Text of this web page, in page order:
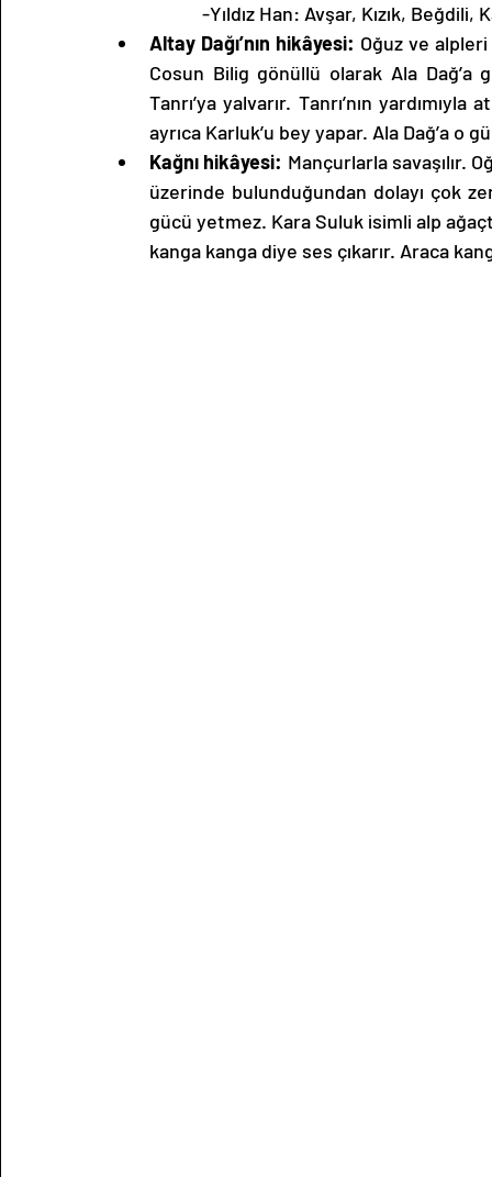
-Yıldız Han: Avşar, Kızık,
Altay Dağı’nın hikâyesi: Oğuz ve alpleri
Cosun Bilig gönüllü olarak Ala Dağ’a
Tanrı’ya yalvarır. Tanrı’nın
ayrıca Karluk’u bey yapar. Ala Dağ’a o
Kağnı hikâyesi: Mançurlarla savaşılır.
üzerinde bulunduğundan dolayı çok
gücü yetmez. Kara Suluk isimli alp
kanga kanga diye ses çıkarır. Araca